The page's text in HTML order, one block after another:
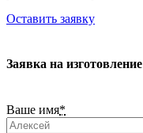
Оставить заявку
Заявка на изготовление
Ваше имя*